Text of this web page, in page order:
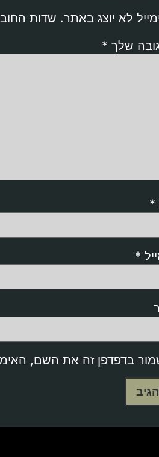
לא יוצג באתר. שדות
שלך *
*
*
בדפדפן זה את השם,